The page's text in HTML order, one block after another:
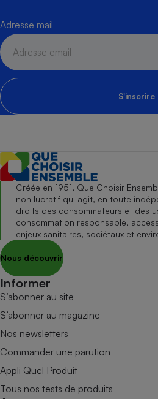
Adresse mail
S'inscrire
Créée en 1951, Que Choisir
non lucratif qui agit, en toute
droits des consommateurs et des
consommation responsable,
enjeux sanitaires, sociétaux et
Nous découvrir
Informer
S’abonner au site
S’abonner au magazine
Nos newsletters
Commander une parution
Appli Quel Produit
Tous nos tests de produits